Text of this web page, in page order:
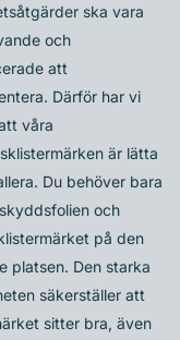
ska vara
och
att
Därför har vi
våra
är lätta
Du behöver bara
och
på den
platsen. Den starka
säkerställer att
sitter bra, även